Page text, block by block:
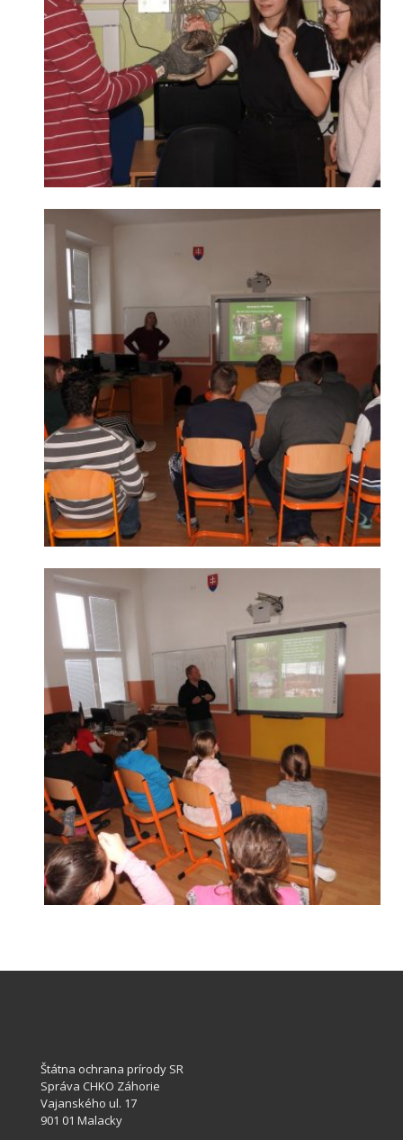
Štátna ochrana prírody SR
Správa CHKO Záhorie
Vajanského ul. 17
901 01 Malacky